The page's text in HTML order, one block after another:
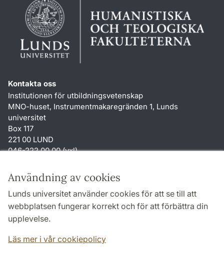
Användning av cookies
Lunds universitet använder cookies för att se till att
webbplatsen fungerar korrekt och för att förbättra din
upplevelse.
Läs mer i vår cookiepolicy
Kontakta oss
Institutionen för utbildningsvetenskap
MNO-huset, Instrumentmakaregränden 1, Lunds
universitet
Box 117
221 00 LUND
046-222 00 00 (vxl)
Om webbplatsen och cookies
Tillgänglighetsredogörelse